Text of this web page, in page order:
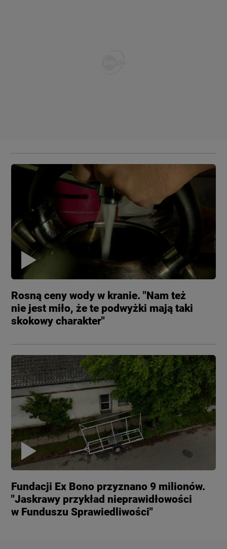
Rosną ceny wody w kranie. "Nam też
nie jest miło, że te podwyżki mają taki
skokowy charakter"
Fundacji Ex Bono przyznano 9 milionów.
"Jaskrawy przykład nieprawidłowości
w Funduszu Sprawiedliwości"